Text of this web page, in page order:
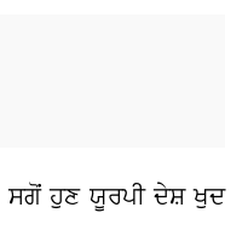
ਸਗੋਂ ਹੁਣ ਯੂਰਪੀ ਦੇਸ਼ ਖੁਦ